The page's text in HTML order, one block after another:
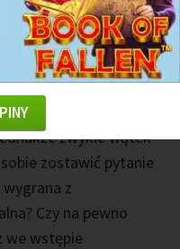
Ktoś zapomniał
wypłacić pieniądze
pięć kolejnych
tym razem mu się
do
zwykle wątek
zostawić pytanie
wygrana z
Czy na pewno
we wstępie